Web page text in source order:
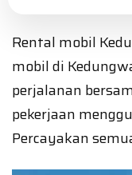
Rental mobil
mobil di
perjalanan
pekerjaan
Percayakan